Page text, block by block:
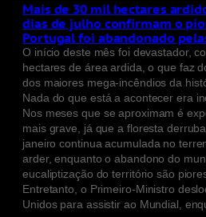
Mais de 30 mil hectares
dias de julho confirmam o
Portugal foi abandonado
O início deste mês foi devastador,
hectares de área ardida, o que faz
dos maiores mega-incêndios da
Nada do que está a acontecer era
Nos meses que se aproximam é
mais grave, já que a floresta
janeiro continua acumulada no
arder, enquanto o abandono do
eucaliptização do território são
Entretanto, o Primeiro-Ministro
Unidos para assistir ao Mundial,